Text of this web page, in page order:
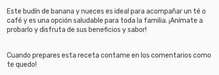
Este budín de banana y nueces es ideal para acompañar un té o
café y es una opción saludable para toda la familia. ¡Anímate a
probarlo y disfruta de sus beneficios y sabor!
Cuando prepares esta receta contame en los comentarios como
te quedo!